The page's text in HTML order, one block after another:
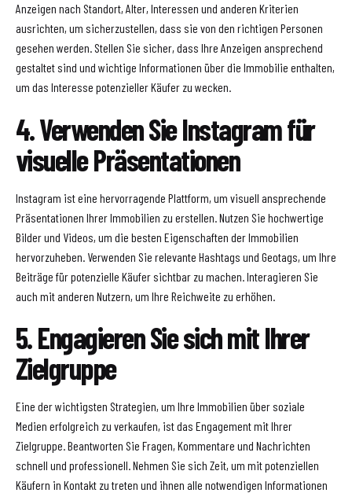
Anzeigen nach Standort, Alter, Interessen und anderen Kriterien
ausrichten, um sicherzustellen, dass sie von den richtigen Personen
gesehen werden. Stellen Sie sicher, dass Ihre Anzeigen ansprechend
gestaltet sind und wichtige Informationen über die Immobilie enthalten,
um das Interesse potenzieller Käufer zu wecken.
4. Verwenden Sie Instagram für
visuelle Präsentationen
Instagram ist eine hervorragende Plattform, um visuell ansprechende
Präsentationen Ihrer Immobilien zu erstellen. Nutzen Sie hochwertige
Bilder und Videos, um die besten Eigenschaften der Immobilien
hervorzuheben. Verwenden Sie relevante Hashtags und Geotags, um Ihre
Beiträge für potenzielle Käufer sichtbar zu machen. Interagieren Sie
auch mit anderen Nutzern, um Ihre Reichweite zu erhöhen.
5. Engagieren Sie sich mit Ihrer
Zielgruppe
Eine der wichtigsten Strategien, um Ihre Immobilien über soziale
Medien erfolgreich zu verkaufen, ist das Engagement mit Ihrer
Zielgruppe. Beantworten Sie Fragen, Kommentare und Nachrichten
schnell und professionell. Nehmen Sie sich Zeit, um mit potenziellen
Käufern in Kontakt zu treten und ihnen alle notwendigen Informationen